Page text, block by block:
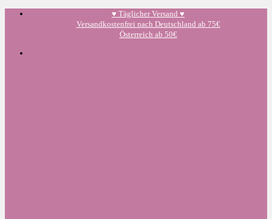
Zum
♥️ Täglicher Versand ♥️
Versandkostenfrei nach Deutschland ab 75€
Österreich ab 50€